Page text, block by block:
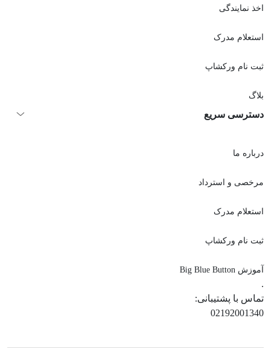
اخذ نمايندگی
استعلام مدرک
ثبت نام ورکشاپ
بلاگ
دسترسی سریع
درباره ما
مرخصی و استرداد
استعلام مدرک
ثبت نام ورکشاپ
آموزش Big Blue Button
.
تماس با پشتیبانی:
02192001340